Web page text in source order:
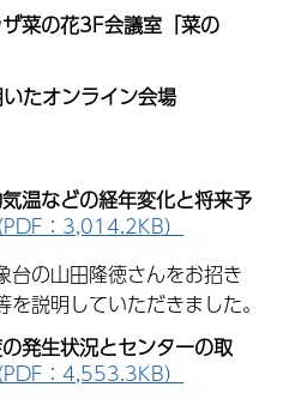
菜の花3F会議室「菜の
たオンライン会場
温などの経年変化と将来予
：3,014.2KB）
台の山田隆徳さんをお招き
説明していただきました。
発生状況とセンターの取
：4,553.3KB）